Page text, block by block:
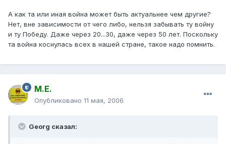
А как та или иная война может быть актуальнее чем другие?
Нет, вне зависимости от чего либо, нельзя забывать ту войну
и ту Победу. Даже через 20...30, даже через 50 лет. Поскольку
та война коснулась всех в нашей стране, такое надо помнить.
М.Е.
Опубликовано 11 мая, 2006
Georg сказал: